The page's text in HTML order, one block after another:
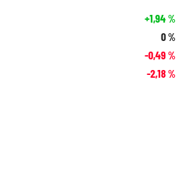
+1,94%
0%
-0,49%
-2,18%